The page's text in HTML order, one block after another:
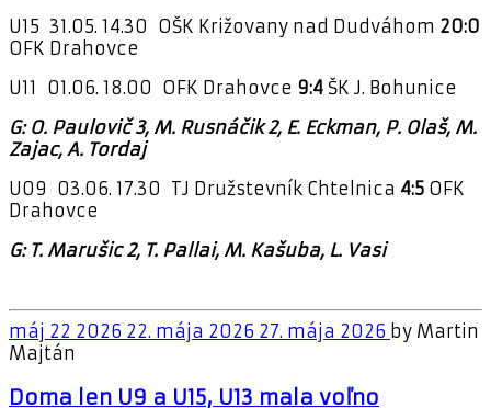
U15 31.05. 14.30 OŠK Križovany nad Dudváhom 20:0
OFK Drahovce
U11 01.06. 18.00 OFK Drahovce 9:4 ŠK J. Bohunice
G: O. Paulovič 3, M. Rusnáčik 2, E. Eckman, P. Olaš, M.
Zajac, A. Tordaj
U09 03.06. 17.30 TJ Družstevník Chtelnica 4:5 OFK
Drahovce
G: T. Marušic 2, T. Pallai, M. Kašuba, L. Vasi
máj 22 2026 22. mája 2026 27. mája 2026 by Martin
Majtán
Doma len U9 a U15, U13 mala voľno